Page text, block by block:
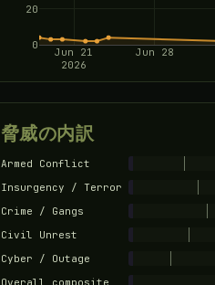
Jun 21
2026
Jun 28
0
20
脅威の内訳
Armed Conflict
Insurgency / Terror
Crime / Gangs
Civil Unrest
Cyber / Outage
Overall composite